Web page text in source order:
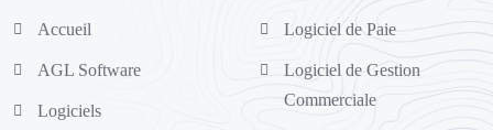
Accueil
AGL Software
Logiciels
Logiciel de Paie
Logiciel de Gestion
Commerciale